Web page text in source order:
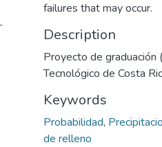
failures that may occur.
Description
Proyecto de graduación
Tecnológico de Costa
Keywords
Probabilidad,
de relleno